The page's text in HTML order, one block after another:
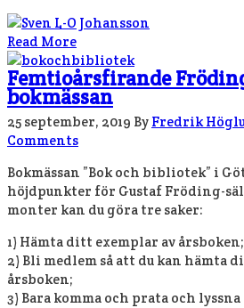
Read More
Femtioårsfirande
bokmässan
25 september, 2019 By Fredrik
Comments
Bokmässan ”Bok och bibliotek” i
höjdpunkter för Gustaf Fröding-
monter kan du göra tre saker:
1) Hämta ditt exemplar av årsboken;
2) Bli medlem så att du kan hämta
årsboken;
3) Bara komma och prata och